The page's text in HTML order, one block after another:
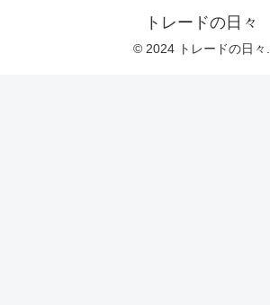
トレードの日々
© 2024 トレードの日々.